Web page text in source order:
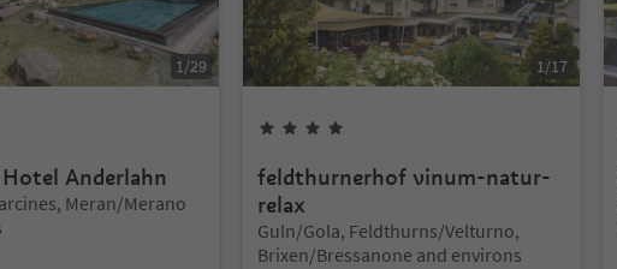
1/29
Anderlahn
Meran/Merano
1/17
feldthurnerhof vinum-natur-
relax
Locatie:
Guln/Gola, Feldthurns/Velturno,
Brixen/Bressanone and environs